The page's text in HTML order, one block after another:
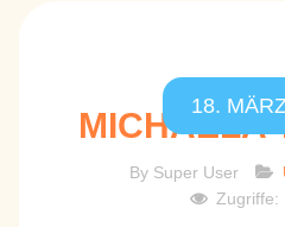
18.
MICHAELA
By Super User
Zugriffe: